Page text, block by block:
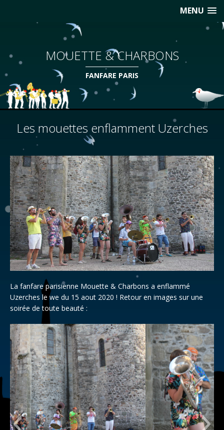
MENU
MOUETTE & CHARBONS
FANFARE PARIS
Les mouettes enflamment Uzerches
La fanfare parisienne Mouette & Charbons a enflammé
Uzerches le we du 15 aout 2020 ! Retour en images sur une
soirée de toute beauté :